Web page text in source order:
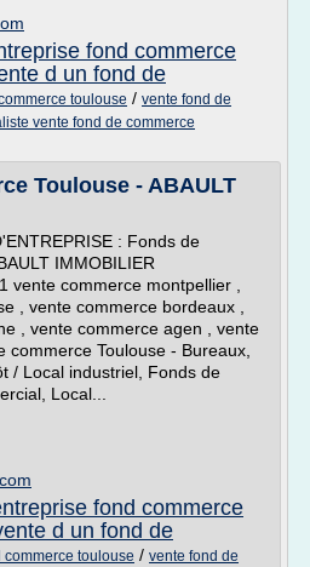
fond commerce
d un fond de
toulouse / vente fond de
vente fond de commerce
Toulouse - ABAULT
: Fonds de
IMMOBILIER
vente commerce montpellier ,
, vente commerce bordeaux ,
, vente commerce agen , vente
commerce Toulouse - Bureaux,
/ Local industriel, Fonds de
Local...
fond commerce
d un fond de
commerce toulouse / vente fond de